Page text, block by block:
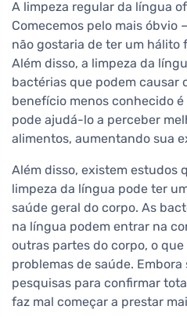
A limpeza regular da língua
Comecemos pelo mais óbvio
não gostaria de ter um hálito
Além disso, a limpeza da
bactérias que podem causar
benefício menos conhecido
pode ajudá-lo a perceber
alimentos, aumentando sua
Além disso, existem estudos
limpeza da língua pode ter
saúde geral do corpo. As
na língua podem entrar na
outras partes do corpo, o
problemas de saúde.
pesquisas para confirmar
faz mal começar a prestar